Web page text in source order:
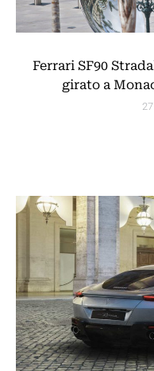
Ferrari SF90
girato a